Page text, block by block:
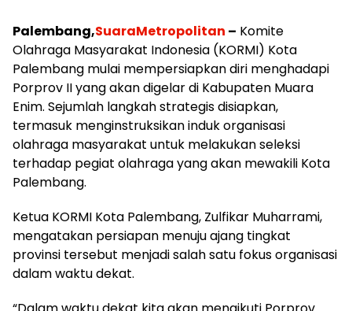
Palembang,SuaraMetropolitan – Komite
Olahraga Masyarakat Indonesia (KORMI) Kota
Palembang mulai mempersiapkan diri menghadapi
Porprov II yang akan digelar di Kabupaten Muara
Enim. Sejumlah langkah strategis disiapkan,
termasuk menginstruksikan induk organisasi
olahraga masyarakat untuk melakukan seleksi
terhadap pegiat olahraga yang akan mewakili Kota
Palembang.
Ketua KORMI Kota Palembang, Zulfikar Muharrami,
mengatakan persiapan menuju ajang tingkat
provinsi tersebut menjadi salah satu fokus organisasi
dalam waktu dekat.